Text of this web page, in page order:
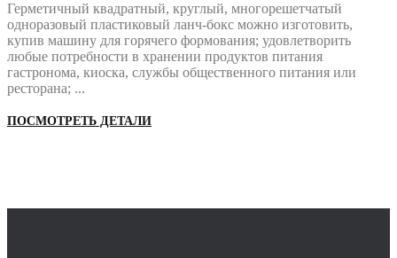
Герметичный квадратный, круглый, многорешетчатый
одноразовый пластиковый ланч-бокс можно изготовить,
купив машину для горячего формования; удовлетворить
любые потребности в хранении продуктов питания
гастронома, киоска, службы общественного питания или
ресторана; ...
ПОСМОТРЕТЬ ДЕТАЛИ